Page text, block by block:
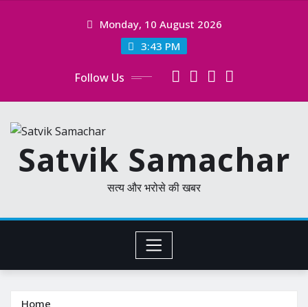
Monday, 10 August 2026
3:43 PM
Follow Us
Satvik Samachar
सत्य और भरोसे की खबर
Home